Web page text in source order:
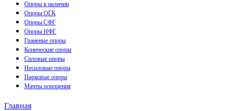
Опоры в наличии
Опоры ОГК
Опоры СФГ
Опоры НФГ
Граненые опоры
Конические опоры
Силовые опоры
Несиловые опоры
Парковые опоры
Мачты освещения
Главная